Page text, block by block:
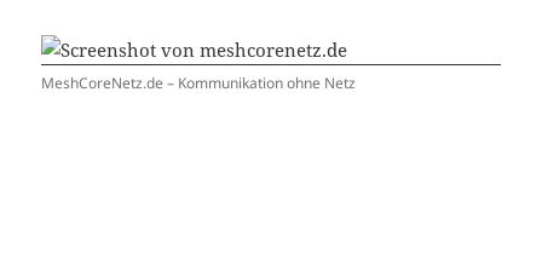
MeshCoreNetz.de – Kommunikation ohne Netz